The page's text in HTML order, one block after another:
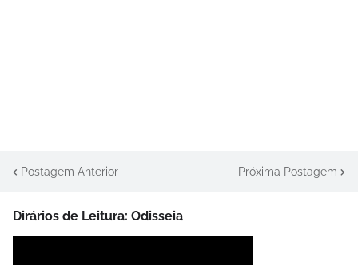
Postagem Anterior Próxima Postagem
Dirários de Leitura: Odisseia